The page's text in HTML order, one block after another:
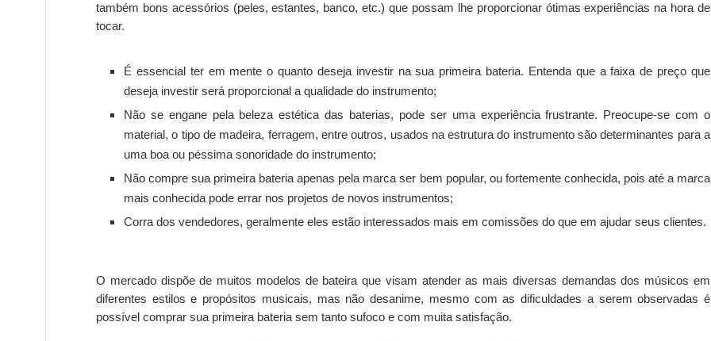
também bons acessórios (peles, estantes, banco, etc.) que possam lhe proporcionar ótimas experiências na hora de
tocar.
É essencial ter em mente o quanto deseja investir na sua primeira bateria. Entenda que a faixa de preço que
deseja investir será proporcional a qualidade do instrumento;
Não se engane pela beleza estética das baterias, pode ser uma experiência frustrante. Preocupe-se com o
material, o tipo de madeira, ferragem, entre outros, usados na estrutura do instrumento são determinantes para a
uma boa ou péssima sonoridade do instrumento;
Não compre sua primeira bateria apenas pela marca ser bem popular, ou fortemente conhecida, pois até a marca
mais conhecida pode errar nos projetos de novos instrumentos;
Corra dos vendedores, geralmente eles estão interessados mais em comissões do que em ajudar seus clientes.
O mercado dispõe de muitos modelos de bateira que visam atender as mais diversas demandas dos músicos em
diferentes estilos e propósitos musicais, mas não desanime, mesmo com as dificuldades a serem observadas é
possível comprar sua primeira bateria sem tanto sufoco e com muita satisfação.
Facebook Google+